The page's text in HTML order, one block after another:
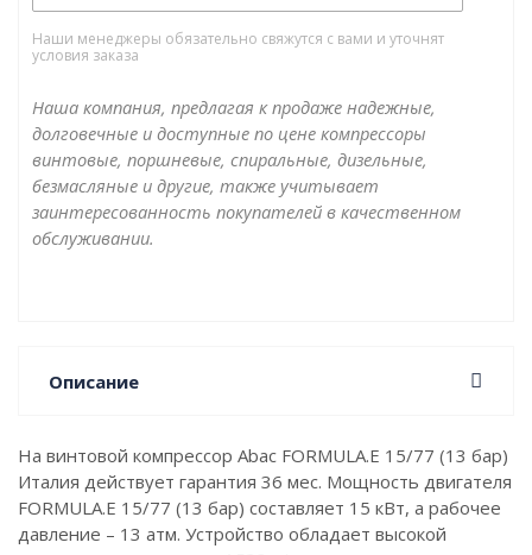
Наши менеджеры обязательно свяжутся с вами и уточнят
условия заказа
Наша компания, предлагая к продаже надежные,
долговечные и доступные по цене компрессоры
винтовые, поршневые, спиральные, дизельные,
безмасляные и другие, также учитывает
заинтересованность покупателей в качественном
обслуживании.
Описание
На винтовой компрессор Abac FORMULA.E 15/77 (13 бар)
Италия действует гарантия 36 мес. Мощность двигателя
FORMULA.E 15/77 (13 бар) составляет 15 кВт, а рабочее
давление – 13 атм. Устройство обладает высокой